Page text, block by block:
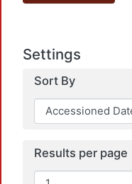
Settings
Sort By
Results per page